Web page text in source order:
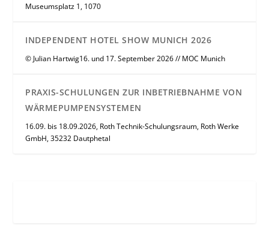
Museumsplatz 1, 1070
INDEPENDENT HOTEL SHOW MUNICH 2026
© Julian Hartwig16. und 17. September 2026 // MOC Munich
PRAXIS-SCHULUNGEN ZUR INBETRIEBNAHME VON
WÄRMEPUMPENSYSTEMEN
16.09. bis 18.09.2026, Roth Technik-Schulungsraum, Roth Werke
GmbH, 35232 Dautphetal